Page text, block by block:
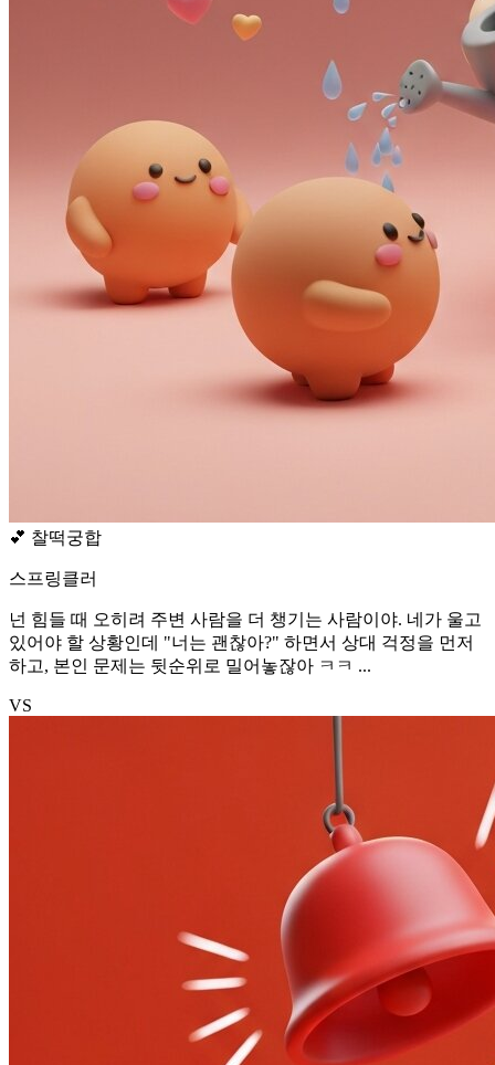
💕 찰떡궁합
스프링클러
넌 힘들 때 오히려 주변 사람을 더 챙기는 사람이야. 네가 울고
있어야 할 상황인데 "너는 괜찮아?" 하면서 상대 걱정을 먼저
하고, 본인 문제는 뒷순위로 밀어놓잖아 ㅋㅋ ...
VS